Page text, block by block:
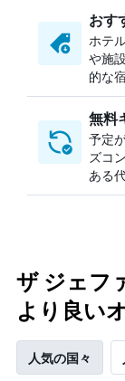
おす
ホテ
や施
的な
無料
予定
ズコ
ある
ザ ジェフ
より良い
人気の国々